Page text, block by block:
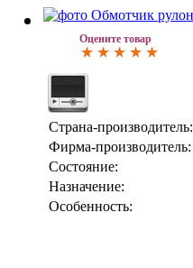
Оцените товар
Страна-производитель:
Фирма-производитель:
Состояние:
Назначение:
Особенность: